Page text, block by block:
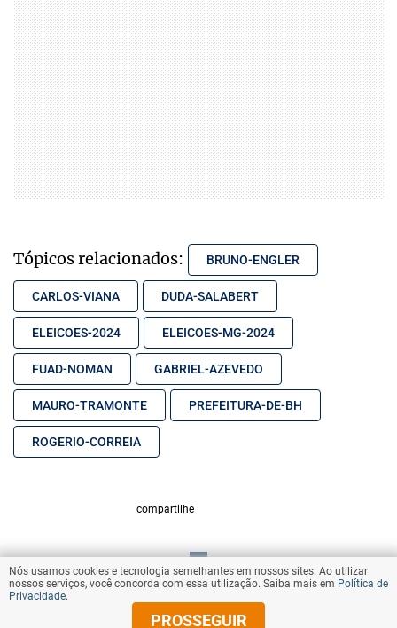
Tópicos relacionados: BRUNO-ENGLER
CARLOS-VIANA DUDA-SALABERT
ELEICOES-2024 ELEICOES-MG-2024
FUAD-NOMAN GABRIEL-AZEVEDO
MAURO-TRAMONTE PREFEITURA-DE-BH
ROGERIO-CORREIA
compartilhe
VOLTAR AO TOPO
© Copyright 2025 Diários Associados
Nós usamos cookies e tecnologia semelhantes em nossos sites. Ao utilizar
nossos serviços, você concorda com essa utilização. Saiba mais em Política de
Privacidade.
PROSSEGUIR